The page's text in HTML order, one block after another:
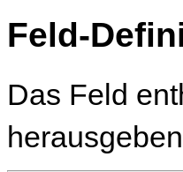
Feld-
Das Feld